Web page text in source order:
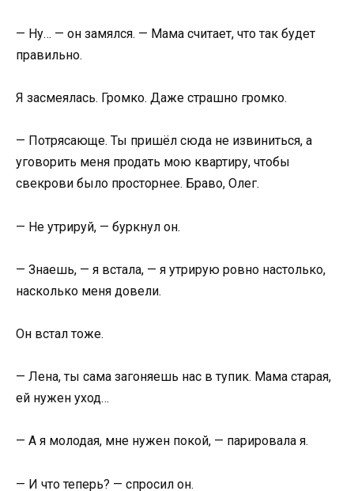
— Ну… — он замялся. — Мама считает, что так будет
правильно.
Я засмеялась. Громко. Даже страшно громко.
— Потрясающе. Ты пришёл сюда не извиниться, а
уговорить меня продать мою квартиру, чтобы
свекрови было просторнее. Браво, Олег.
— Не утрируй, — буркнул он.
— Знаешь, — я встала, — я утрирую ровно настолько,
насколько меня довели.
Он встал тоже.
— Лена, ты сама загоняешь нас в тупик. Мама старая,
ей нужен уход…
— А я молодая, мне нужен покой, — парировала я.
— И что теперь? — спросил он.